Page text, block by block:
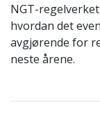
NGT-
hvordan det
avgjørende for
neste årene.